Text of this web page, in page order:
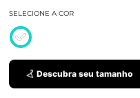
SELECIONE A COR
Descubra seu tamanho